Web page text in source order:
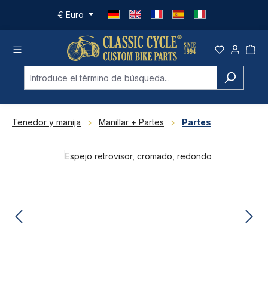
Saltar al contenido principal
€ Euro
Tenedor y manija Manillar + Partes Partes
Omitir galería de imágenes